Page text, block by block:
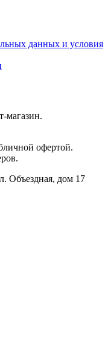
данных и условия
магазин.
офертой.
Объездная, дом 17